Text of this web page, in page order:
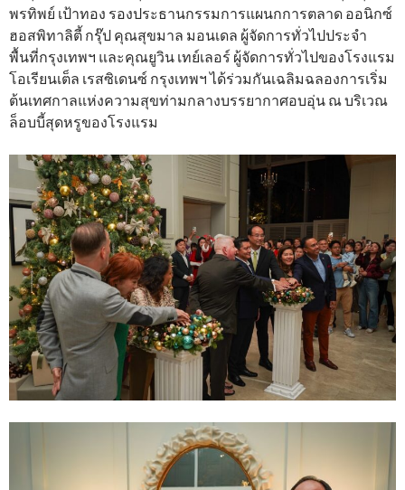
พรทิพย์ เป้าทอง รองประธานกรรมการแผนกการตลาด ออนิกซ์
ฮอสพิทาลิตี้ กรุ๊ป คุณสุขมาล มอนเดล ผู้จัดการทั่วไปประจำ
พื้นที่กรุงเทพฯ และคุณยูวิน เทย์เลอร์ ผู้จัดการทั่วไปของโรงแรม
โอเรียนเต็ล เรสซิเดนซ์ กรุงเทพฯ ได้ร่วมกันเฉลิมฉลองการเริ่ม
ต้นเทศกาลแห่งความสุขท่ามกลางบรรยากาศอบอุ่น ณ บริเวณ
ล็อบบี้สุดหรูของโรงแรม